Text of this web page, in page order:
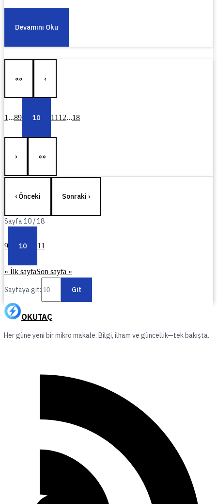
Devamını Oku
«« ‹
1 ...89 10 11 12...18
› »»
‹ Önceki Sonraki ›
Sayfa10 /18
9 10 11
« İlk sayfaSon sayfa »
Sayfaya git: Git
OKUTAÇ
Her güne yeni bir mikro makale. Bilgi, ilham ve güncellik—tek bakışta.